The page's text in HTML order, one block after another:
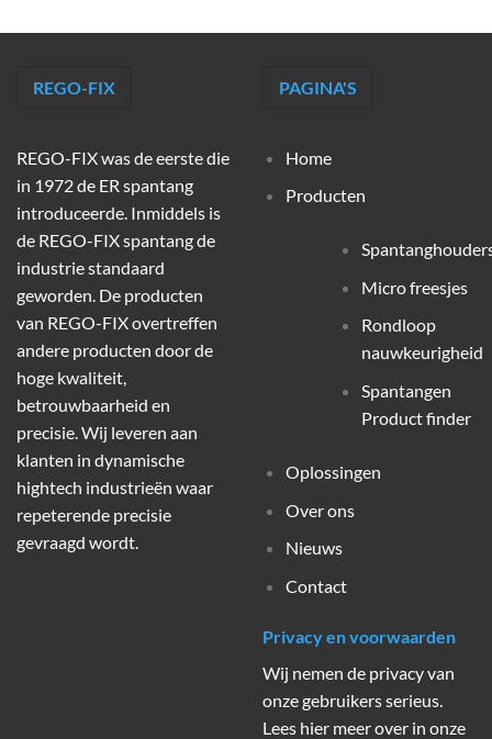
REGO-FIX
REGO-FIX was de eerste die
in 1972 de ER spantang
introduceerde. Inmiddels is
de REGO-FIX spantang de
industrie standaard
geworden. De producten
van REGO-FIX overtreffen
andere producten door de
hoge kwaliteit,
betrouwbaarheid en
precisie. Wij leveren aan
klanten in dynamische
hightech industrieën waar
repeterende precisie
gevraagd wordt.
PAGINA'S
Home
Producten
Micro freesjes
Rondloop
nauwkeurigheid
Spantangen
Product finder
Oplossingen
Over ons
Nieuws
Contact
Privacy en voorwaarden
Wij nemen de privacy van
onze gebruikers serieus.
Lees hier meer over in onze